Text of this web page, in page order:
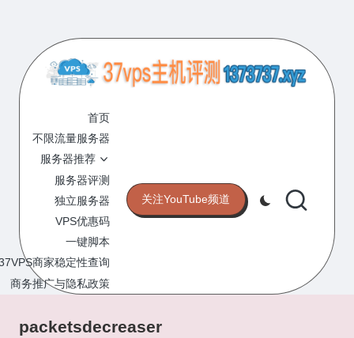
content
7
V
P
S
主
机
评
测
的
VPS
网
站
首页
不限流量服务器
服务器推荐
服务器评测
独立服务器
VPS优惠码
一键脚本
商家稳定性查询
商务推广与隐私政策
关注YouTube频道
packetsdecreaser